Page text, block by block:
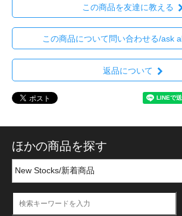
この商品を友達に教える
この商品について問い合わせる/ask
返品について
ほかの商品を探す